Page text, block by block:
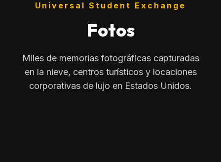
Universal Student Exchange
Fotos
Miles de memorias fotográficas capturadas
en la nieve, centros turísticos y locaciones
corporativas de lujo en Estados Unidos.